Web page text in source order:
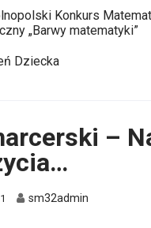
Konkurs
„Barwy matematyki”
Dziecka
–
sm32admin